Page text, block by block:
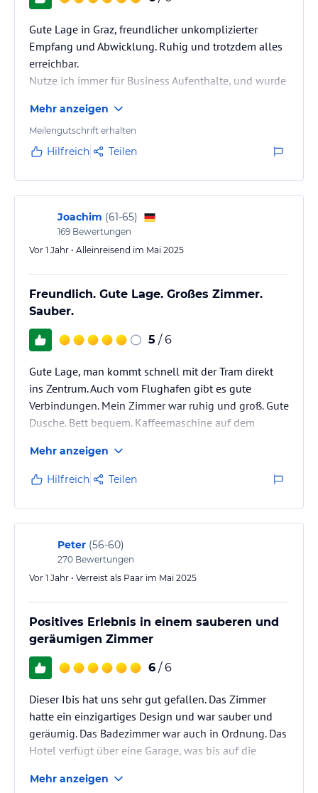
Gute Lage in Graz, freundlicher unkomplizierter
Empfang und Abwicklung. Ruhig und trotzdem alles
erreichbar.
Nutze ich immer für Business Aufenthalte, und wurde
Hauseigene Garage mit direktem Zugang zum Hotel.
Mehr anzeigen
Meilengutschrift erhalten
Hilfreich Teilen
Joachim (61-65)
169 Bewertungen
Vor 1 Jahr • Alleinreisend im Mai 2025
Freundlich. Gute Lage. Großes Zimmer.
Sauber.
5 / 6
Gute Lage, man kommt schnell mit der Tram direkt
ins Zentrum. Auch vom Flughafen gibt es gute
Verbindungen. Mein Zimmer war ruhig und groß. Gute
Dusche. Bett bequem. Kaffeemaschine auf dem
Mehr anzeigen
Hilfreich Teilen
Peter (56-60)
270 Bewertungen
Vor 1 Jahr • Verreist als Paar im Mai 2025
Positives Erlebnis in einem sauberen und
geräumigen Zimmer
6 / 6
Dieser Ibis hat uns sehr gut gefallen. Das Zimmer
hatte ein einzigartiges Design und war sauber und
geräumig. Das Badezimmer war auch in Ordnung. Das
Hotel verfügt über eine Garage, was bis auf die
Ihr Auto in der Nähe zu lassen. Das Personal war nett
Mehr anzeigen